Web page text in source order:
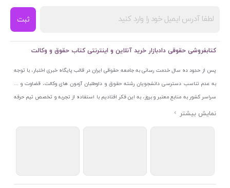
ثبت
کتابفروشی حقوقی دادبازار خرید آنلاین و اینترنتی کتاب حقوق و وکالت
پس از حدود ده سال خدمت رسانی به جامعه حقوقی ایران در قالب پایگاه خبری اختبار، با توجه
به عدم تناسب دسترسی دانشجویان رشته حقوق و داوطلبان آزمون های وکالت، قضاوت و ...
سراسر کشور به منابع معتبر و بروز، به این فکر افتادیم با استفاده از تجربه و تخصص تیم حرفه
ای اختبار خدمتی جدید به جامعه حقوقی ایران ارائه کنیم. به این منظور با راه اندازی و تجهیز
اتحادیه ناشران و کتابفروشان تهران به منظور ارائه مطمئن ترین خدمات مجموعه بسیار کامل و